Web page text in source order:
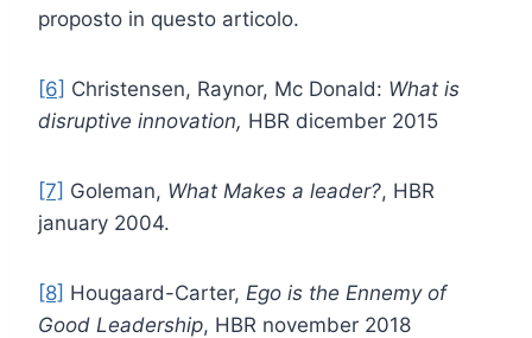
proposto in questo articolo.
[6] Christensen, Raynor, Mc Donald: What is
disruptive innovation, HBR dicember 2015
[7] Goleman, What Makes a leader?, HBR
january 2004.
[8] Hougaard-Carter, Ego is the Ennemy of
Good Leadership, HBR november 2018